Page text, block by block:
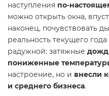
наступления по-
можно открыть окна,
наконец, почувствовать
реальность текущего
радужной: затяжные
пониженные
настроение, но и внесли
и среднего бизнеса.